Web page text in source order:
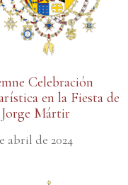
Celebración
en la Fiesta de
Jorge Mártir
abril de 2024